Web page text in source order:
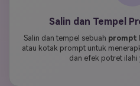
Salin dan Tempel
Salin dan tempel sebuah prompt
atau kotak prompt untuk
dan efek potret ilahi